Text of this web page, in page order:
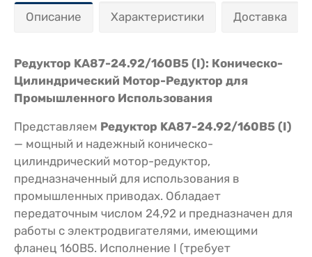
Описание Характеристики Доставка
Редуктор KA87-24.92/160В5 (I): Коническо-
Цилиндрический Мотор-Редуктор для
Промышленного Использования
Представляем Редуктор KA87-24.92/160В5 (I)
— мощный и надежный коническо-
цилиндрический мотор-редуктор,
предназначенный для использования в
промышленных приводах. Обладает
передаточным числом 24,92 и предназначен для
работы с электродвигателями, имеющими
фланец 160В5. Исполнение I (требует